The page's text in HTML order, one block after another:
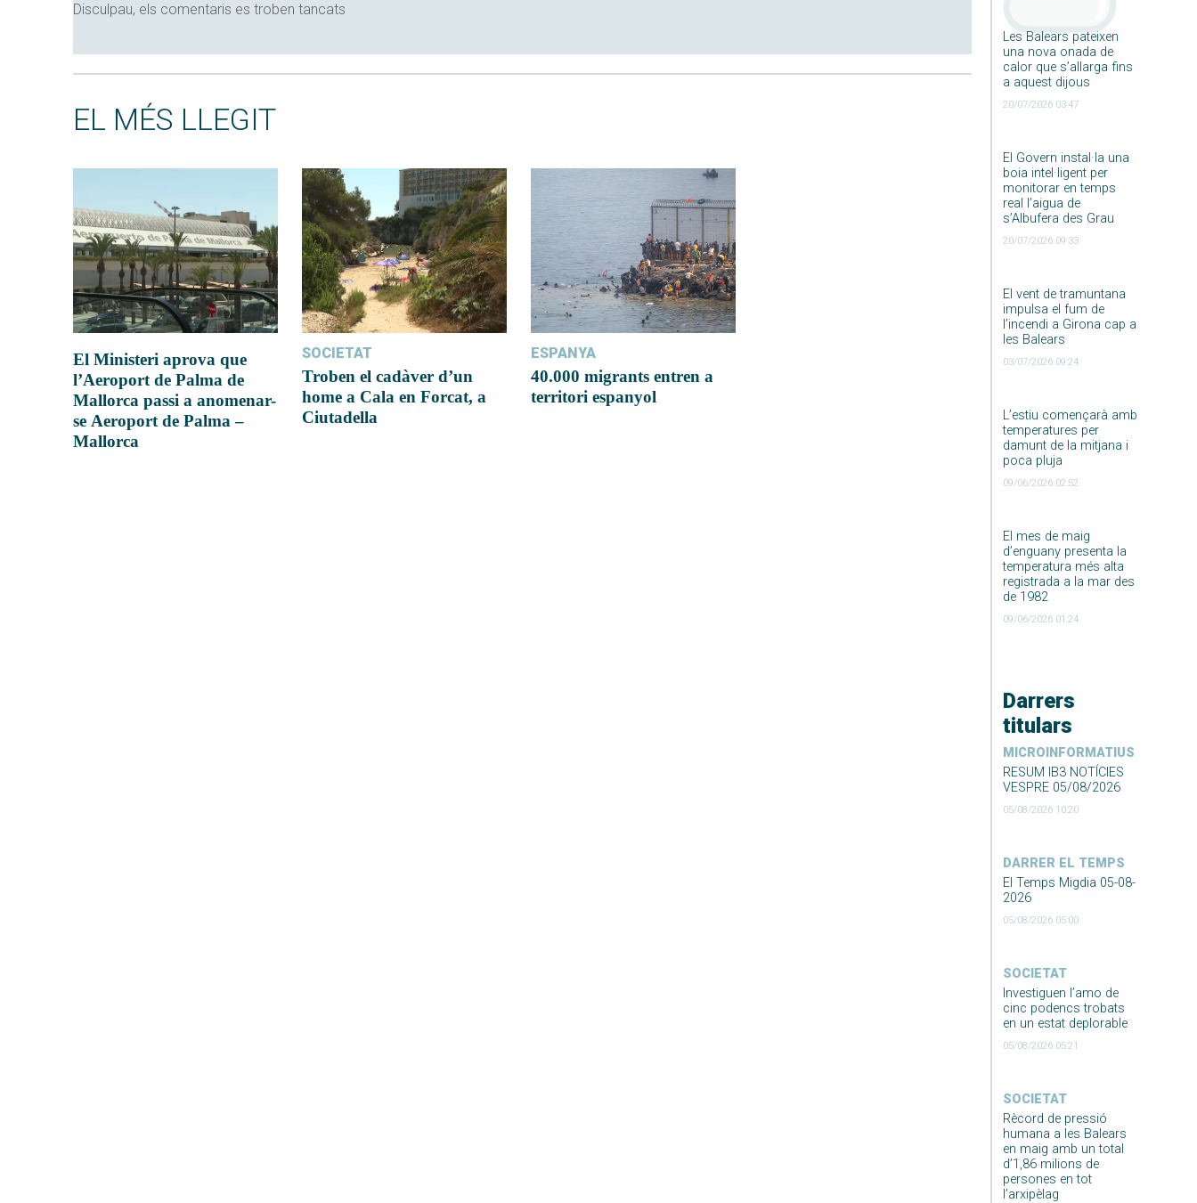
Les Balears pateixen
una nova onada de
calor que s’allarga fins
a aquest dijous
20/07/2026 03:47
El Govern instal·la una
boia intel·ligent per
monitorar en temps
real l’aigua de
s’Albufera des Grau
20/07/2026 09:33
El vent de tramuntana
impulsa el fum de
l’incendi a Girona cap a
les Balears
03/07/2026 09:24
L’estiu començarà amb
temperatures per
damunt de la mitjana i
poca pluja
09/06/2026 02:52
El mes de maig
d’enguany presenta la
temperatura més alta
registrada a la mar des
de 1982
09/06/2026 01:24
Darrers
titulars
MICROINFORMATIUS
RESUM IB3 NOTÍCIES
VESPRE 05/08/2026
05/08/2026 10:20
DARRER EL TEMPS
El Temps Migdia 05-08-
2026
05/08/2026 05:00
SOCIETAT
Investiguen l’amo de
cinc podencs trobats
en un estat deplorable
05/08/2026 05:21
SOCIETAT
Rècord de pressió
humana a les Balears
en maig amb un total
d’1,86 milions de
persones en tot
l’arxipèlag
Disculpau, els comentaris es troben tancats
EL MÉS LLEGIT
El Ministeri aprova que
l’Aeroport de Palma de
Mallorca passi a anomenar-
se Aeroport de Palma –
Mallorca
SOCIETAT
Troben el cadàver d’un
home a Cala en Forcat, a
Ciutadella
ESPANYA
40.000 migrants entren a
territori espanyol